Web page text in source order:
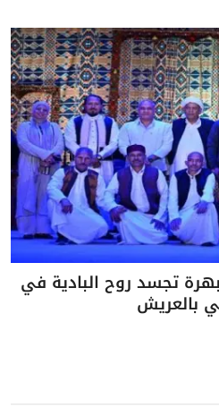
تجسد روح البادية في
بالعريش